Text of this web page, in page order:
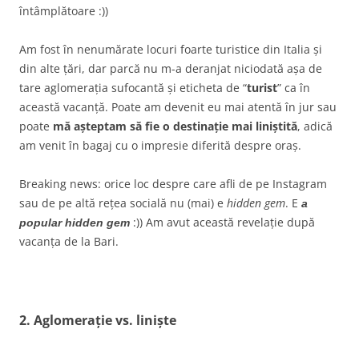
întâmplătoare :))
Am fost în nenumărate locuri foarte turistice din Italia și
din alte țări, dar parcă nu m-a deranjat niciodată așa de
tare aglomerația sufocantă și eticheta de “turist” ca în
această vacanță. Poate am devenit eu mai atentă în jur sau
poate mă așteptam să fie o destinație mai liniștită, adică
am venit în bagaj cu o impresie diferită despre oraș.
Breaking news: orice loc despre care afli de pe Instagram
sau de pe altă rețea socială nu (mai) e hidden gem. E a
popular hidden gem :)) Am avut această revelație după
vacanța de la Bari.
2. Aglomerație vs. liniște